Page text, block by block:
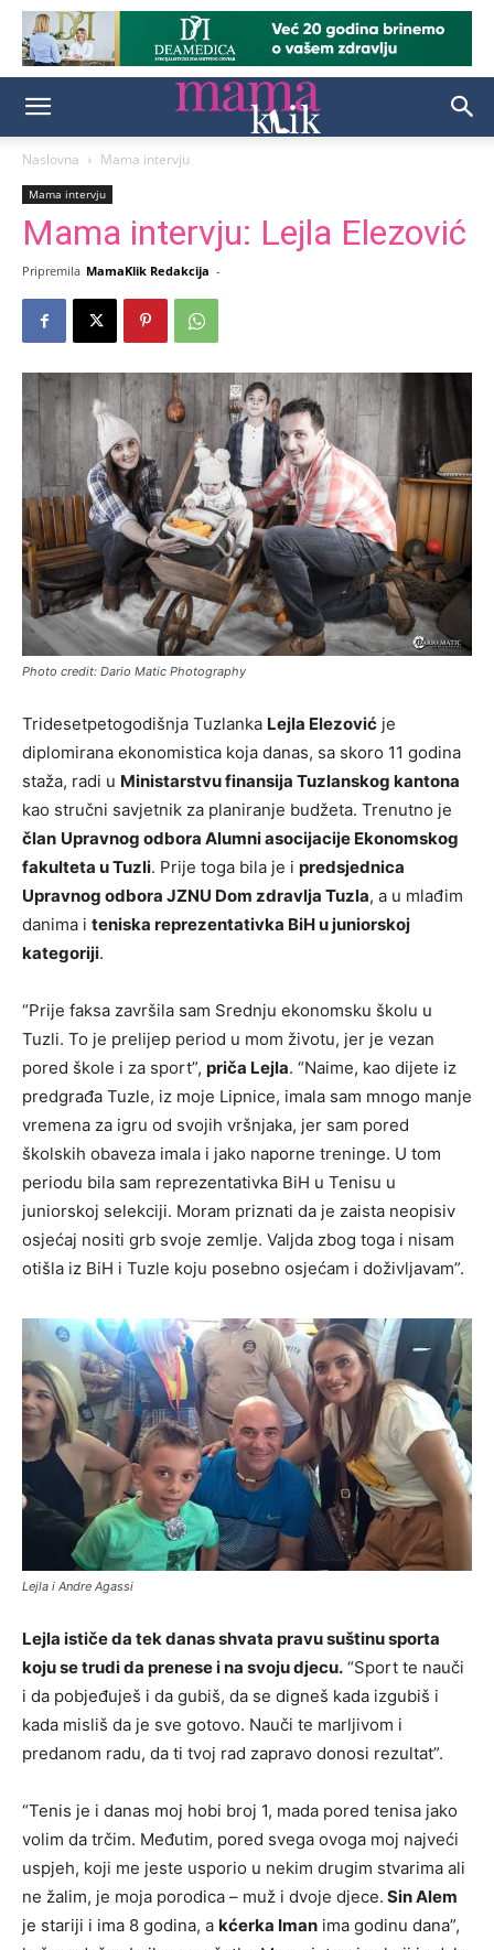
Naslovna Mama intervju
Mama intervju
Mama intervju: Lejla Elezović
Pripremila MamaKlik Redakcija -
Photo credit: Dario Matic Photography
Tridesetpetogodišnja Tuzlanka Lejla Elezović je
diplomirana ekonomistica koja danas, sa skoro 11 godina
staža, radi u Ministarstvu finansija Tuzlanskog kantona
kao stručni savjetnik za planiranje budžeta. Trenutno je
član Upravnog odbora Alumni asocijacije Ekonomskog
fakulteta u Tuzli. Prije toga bila je i predsjednica
Upravnog odbora JZNU Dom zdravlja Tuzla, a u mlađim
danima i teniska reprezentativka BiH u juniorskoj
kategoriji.
“Prije faksa završila sam Srednju ekonomsku školu u
Tuzli. To je prelijep period u mom životu, jer je vezan
pored škole i za sport”, priča Lejla. “Naime, kao dijete iz
predgrađa Tuzle, iz moje Lipnice, imala sam mnogo manje
vremena za igru od svojih vršnjaka, jer sam pored
školskih obaveza imala i jako naporne treninge. U tom
periodu bila sam reprezentativka BiH u Tenisu u
juniorskoj selekciji. Moram priznati da je zaista neopisiv
osjećaj nositi grb svoje zemlje. Valjda zbog toga i nisam
otišla iz BiH i Tuzle koju posebno osjećam i doživljavam”.
Lejla i Andre Agassi
Lejla ističe da tek danas shvata pravu suštinu sporta
koju se trudi da prenese i na svoju djecu. “Sport te nauči
i da pobjeđuješ i da gubiš, da se digneš kada izgubiš i
kada misliš da je sve gotovo. Nauči te marljivom i
predanom radu, da ti tvoj rad zapravo donosi rezultat”.
“Tenis je i danas moj hobi broj 1, mada pored tenisa jako
volim da trčim. Međutim, pored svega ovoga moj najveći
uspjeh, koji me jeste usporio u nekim drugim stvarima ali
ne žalim, je moja porodica – muž i dvoje djece. Sin Alem
je stariji i ima 8 godina, a kćerka Iman ima godinu dana”,